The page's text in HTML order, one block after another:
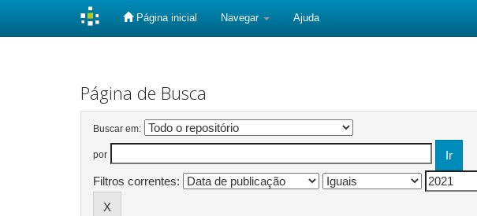
Página inicial Navegar Ajuda
Página de Busca
Buscar em:
por
Filtros correntes: